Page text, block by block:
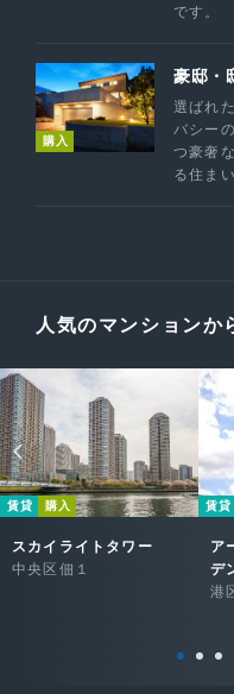
です。
購入
豪邸・
選ばれ
バシー
つ豪奢
る住ま
人気のマンションか
賃貸 購入
スカイライトタワー
中央区佃１
賃貸
ア
デ
港